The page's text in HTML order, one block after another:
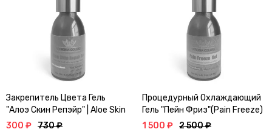
Закрепитель Цвета Гель
"Алоэ Скин Репэйр" | Aloe Skin
Repair
300 ₽ 730 ₽
Процедурный Охлаждающий
Гель "Пейн Фриз"(Pain Freeze)
25мл
1 500 ₽ 2 500 ₽